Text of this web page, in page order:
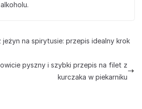
jeżyn na spirytusie: przepis idealny krok
pyszny i szybki przepis na filet z
kurczaka w piekarniku